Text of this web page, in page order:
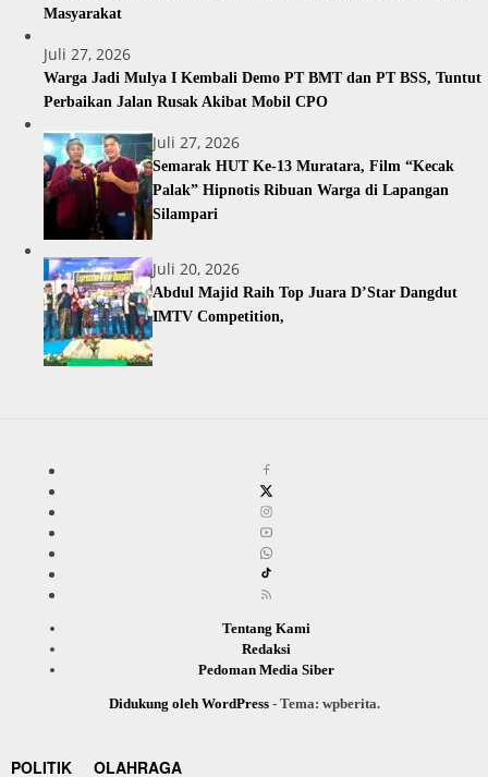
Masyarakat
Juli 27, 2026
Warga Jadi Mulya I Kembali Demo PT BMT dan PT BSS, Tuntut
Perbaikan Jalan Rusak Akibat Mobil CPO
Juli 27, 2026
Semarak HUT Ke-13 Muratara, Film “Kecak
Palak” Hipnotis Ribuan Warga di Lapangan
Silampari
Juli 20, 2026
Abdul Majid Raih Top Juara D’Star Dangdut
IMTV Competition,
Tentang Kami
Redaksi
Pedoman Media Siber
Didukung oleh WordPress - Tema: wpberita.
POLITIK OLAHRAGA